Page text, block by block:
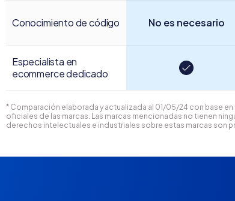
Conocimiento de código No es necesario
Especialista en
ecommerce dedicado
* Comparación elaborada y actualizada al 01/05/24 con base
oficiales de las marcas. Las marcas mencionadas no tienen
derechos intelectuales e industriales sobre estas marcas son